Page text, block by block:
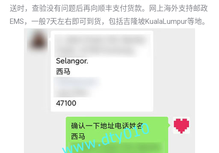
送时，查验没有问题后再向顺丰支付货款。网上海外支持邮政
EMS，一般7天左右即可到货，包括吉隆坡KualaLumpur等地。